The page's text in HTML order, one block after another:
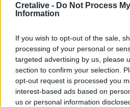
Cretalive - Do Not Process
Information
If you wish to opt-out of the sale,
processing of your personal or
targeted advertising by us, please
section to confirm your selection.
opt-out request is processed you
interest-based ads based on
us or personal information